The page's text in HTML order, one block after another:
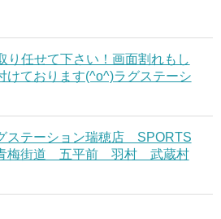
任せて下さい！画面割れもし
けております(^o^)ラグステーシ
ステーション瑞穂店 SPORTS
梅街道 五平前 羽村 武蔵村